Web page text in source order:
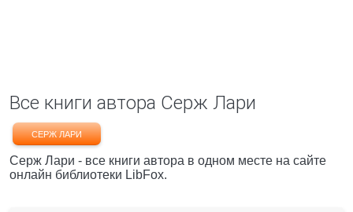
Все книги автора Cерж Лари
CЕРЖ ЛАРИ
Cерж Лари - все книги автора в одном месте на сайте
онлайн библиотеки LibFox.